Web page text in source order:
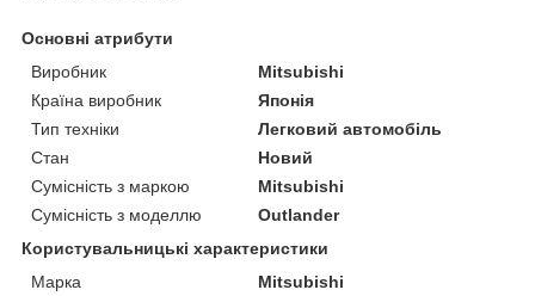
Основні атрибути
Виробник
Mitsubishi
Країна виробник
Японія
Тип техніки
Легковий автомобіль
Стан
Новий
Сумісність з маркою
Mitsubishi
Сумісність з моделлю
Outlander
Користувальницькі характеристики
Марка
Mitsubishi